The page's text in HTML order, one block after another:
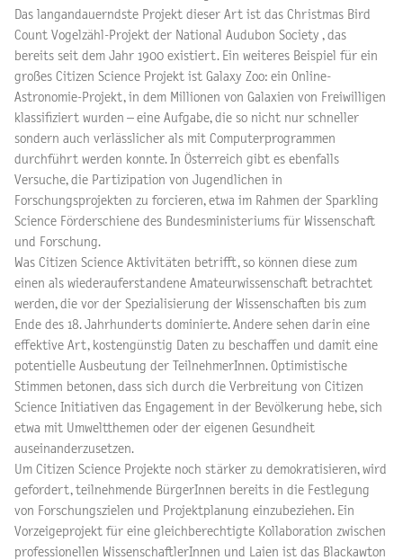
Das langandauerndste Projekt dieser Art ist das Christmas Bird
Count Vogelzähl-Projekt der National Audubon Society , das
bereits seit dem Jahr 1900 existiert. Ein weiteres Beispiel für ein
großes Citizen Science Projekt ist Galaxy Zoo: ein Online-
Astronomie-Projekt, in dem Millionen von Galaxien von Freiwilligen
klassifiziert wurden – eine Aufgabe, die so nicht nur schneller
sondern auch verlässlicher als mit Computerprogrammen
durchführt werden konnte. In Österreich gibt es ebenfalls
Versuche, die Partizipation von Jugendlichen in
Forschungsprojekten zu forcieren, etwa im Rahmen der Sparkling
Science Förderschiene des Bundesministeriums für Wissenschaft
und Forschung.
Was Citizen Science Aktivitäten betrifft, so können diese zum
einen als wiederauferstandene Amateurwissenschaft betrachtet
werden, die vor der Spezialisierung der Wissenschaften bis zum
Ende des 18. Jahrhunderts dominierte. Andere sehen darin eine
effektive Art, kostengünstig Daten zu beschaffen und damit eine
potentielle Ausbeutung der TeilnehmerInnen. Optimistische
Stimmen betonen, dass sich durch die Verbreitung von Citizen
Science Initiativen das Engagement in der Bevölkerung hebe, sich
etwa mit Umweltthemen oder der eigenen Gesundheit
auseinanderzusetzen.
Um Citizen Science Projekte noch stärker zu demokratisieren, wird
gefordert, teilnehmende BürgerInnen bereits in die Festlegung
von Forschungszielen und Projektplanung einzubeziehen. Ein
Vorzeigeprojekt für eine gleichberechtigte Kollaboration zwischen
professionellen WissenschaftlerInnen und Laien ist das Blackawton